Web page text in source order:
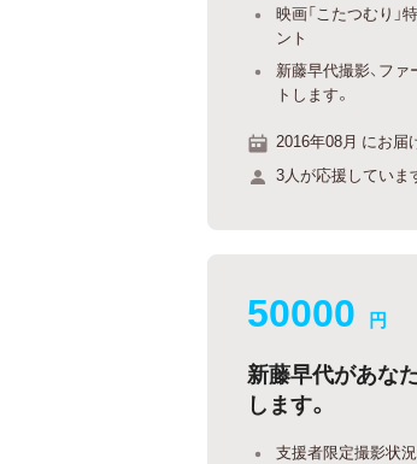
映画「こたつむり
ント
新藤早代撮影、フ
トします。
2016年08月 にお届
3人が応援していま
50000 円
新藤早代があな
します。
支援者限定撮影状